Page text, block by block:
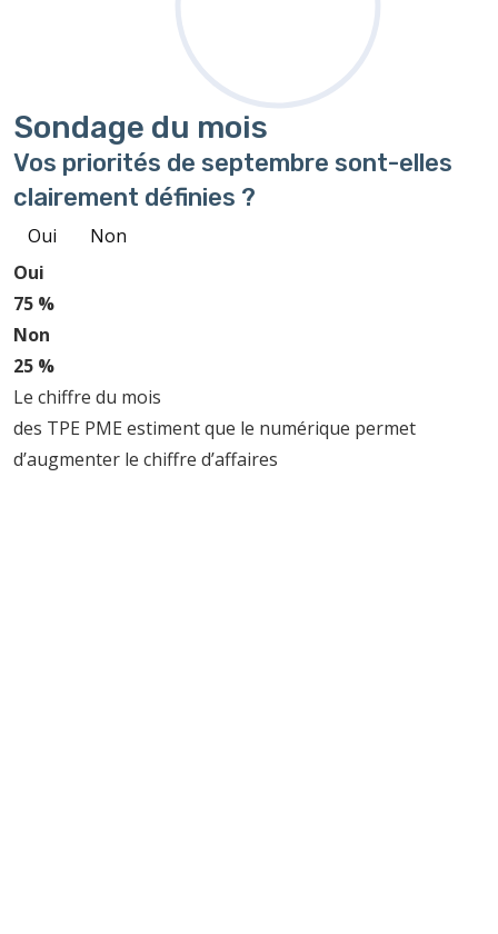
Sondage du mois
Vos priorités de septembre sont-elles
clairement définies ?
Oui
Non
Oui
75 %
Non
25 %
Le chiffre du mois
des TPE PME estiment que le numérique permet
d’augmenter le chiffre d’affaires